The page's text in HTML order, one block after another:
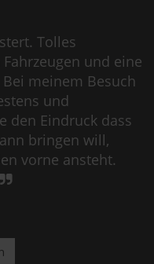
Tolles
und eine
meinem Besuch
und
den Eindruck dass
bringen will,
vorne ansteht.